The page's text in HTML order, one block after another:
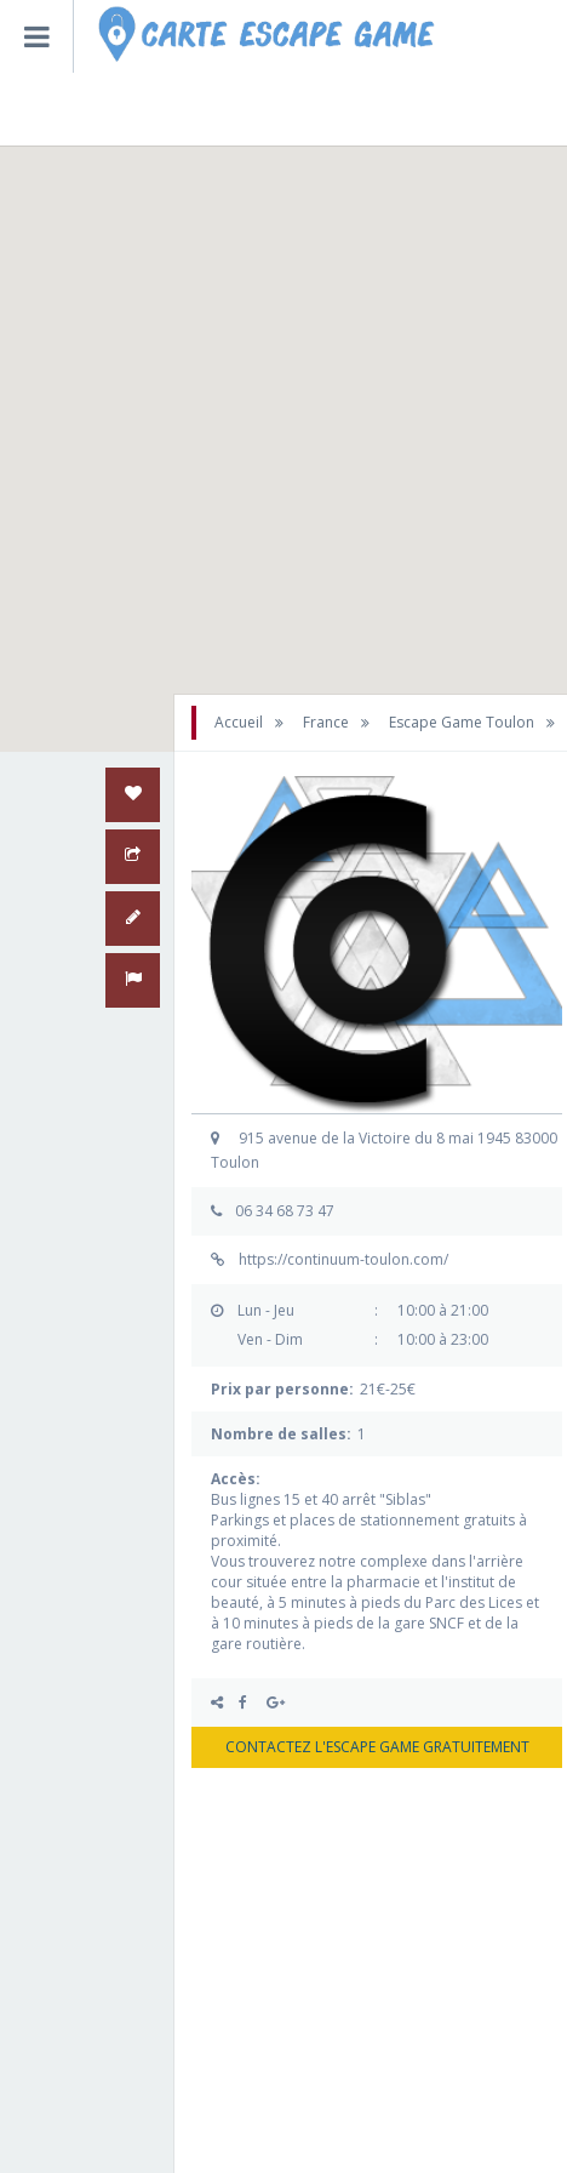
Accueil France Escape Game Toulon
915 avenue de la Victoire du 8 mai 1945 83000
Toulon
06 34 68 73 47
https://continuum-toulon.com/
Lun - Jeu :
10:00 à 21:00
Ven - Dim
: 10:00 à 23:00
Prix par personne: 21€-25€
Nombre de salles: 1
Accès:
Bus lignes 15 et 40 arrêt "Siblas"
Parkings et places de stationnement gratuits à
proximité.
Vous trouverez notre complexe dans l'arrière
cour située entre la pharmacie et l'institut de
beauté, à 5 minutes à pieds du Parc des Lices et
à 10 minutes à pieds de la gare SNCF et de la
gare routière.
CONTACTEZ L'ESCAPE GAME GRATUITEMENT